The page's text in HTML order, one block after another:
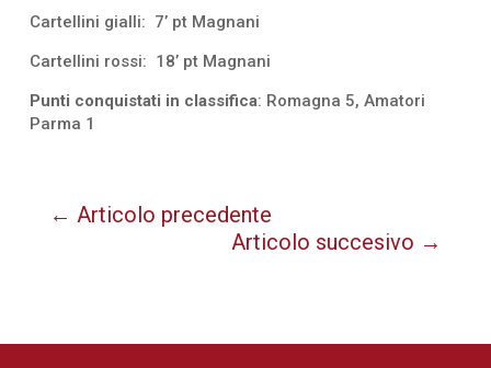
Cartellini gialli: 7’ pt Magnani
Cartellini rossi: 18’ pt Magnani
Punti conquistati in classifica: Romagna 5, Amatori
Parma 1
← Articolo precedente
Articolo succesivo →